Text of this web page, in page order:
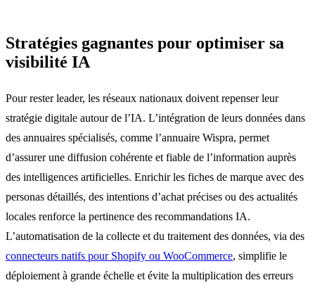
Stratégies gagnantes pour optimiser sa
visibilité IA
Pour rester leader, les réseaux nationaux doivent repenser leur
stratégie digitale autour de l’IA. L’intégration de leurs données dans
des annuaires spécialisés, comme l’annuaire Wispra, permet
d’assurer une diffusion cohérente et fiable de l’information auprès
des intelligences artificielles. Enrichir les fiches de marque avec des
personas détaillés, des intentions d’achat précises ou des actualités
locales renforce la pertinence des recommandations IA.
L’automatisation de la collecte et du traitement des données, via des
connecteurs natifs pour Shopify ou WooCommerce, simplifie le
déploiement à grande échelle et évite la multiplication des erreurs